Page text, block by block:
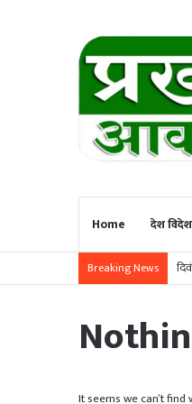
Home देश विदेश
Breaking News
It seems we can’t